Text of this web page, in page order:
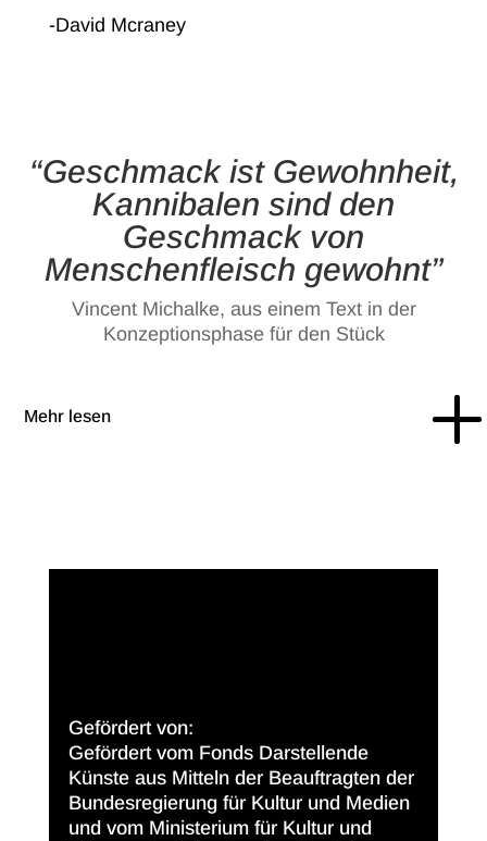
-David Mcraney
“Geschmack ist Gewohnheit,
Kannibalen sind den
Geschmack von
Menschenfleisch gewohnt”
Vincent Michalke, aus einem Text in der
Konzeptionsphase für den Stück
Mehr lesen
Gefördert von:
Gefördert vom Fonds Darstellende
Künste aus Mitteln der Beauftragten der
Bundesregierung für Kultur und Medien
und vom Ministerium für Kultur und